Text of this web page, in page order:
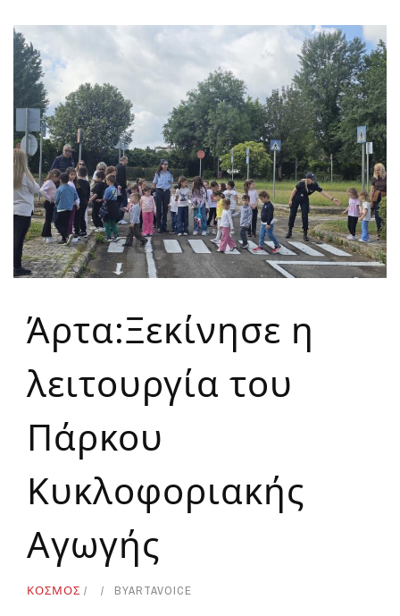
Άρτα:Ξεκίνησε η
λειτουργία του
Πάρκου
Κυκλοφοριακής
Αγωγής
ΚΟΣΜΟΣ BYARTAVOICE